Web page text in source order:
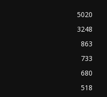
5020
3248
863
733
680
518